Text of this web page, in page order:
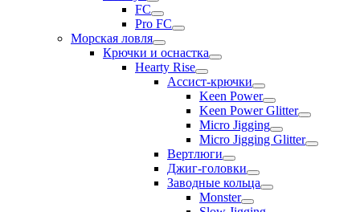
FC
Pro FC
Морская ловля
Крючки и оснастка
Hearty Rise
Ассист-крючки
Keen Power
Keen Power Glitter
Micro Jigging
Micro Jigging Glitter
Вертлюги
Джиг-головки
Заводные кольца
Monster